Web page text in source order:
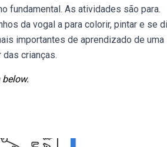
fundamental. As atividades são para.
da vogal a para colorir, pintar e se
importantes de aprendizado de uma
crianças.